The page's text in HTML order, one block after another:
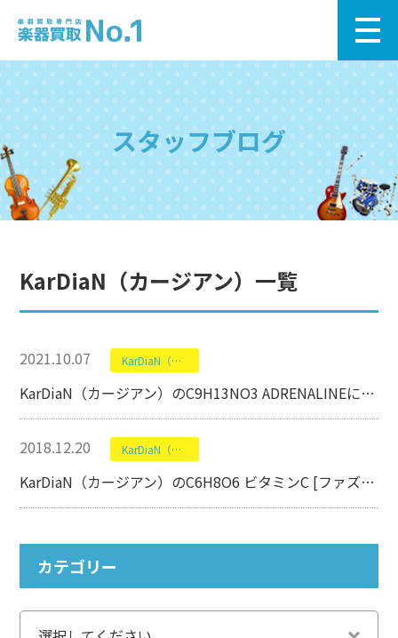
スタッフブログ
KarDiaN（カージアン）一覧
2021.10.07 KarDiaN（カージアン）
KarDiaN（カージアン）のC9H13NO3 ADRENALINEについて【エフェクター】
2018.12.20 KarDiaN（カージアン）
KarDiaN（カージアン）のC6H8O6 ビタミンC [ファズ]【エフェクター】
カテゴリー